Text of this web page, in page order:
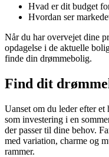
Hvad er dit budget
Hvordan ser
Når du har overvejet dine
opdagelse i de aktuelle
finde din drømmebolig.
Find dit
Uanset om du leder efter
som investering i en
der passer til dine behov.
med variation, charme og
rammer.